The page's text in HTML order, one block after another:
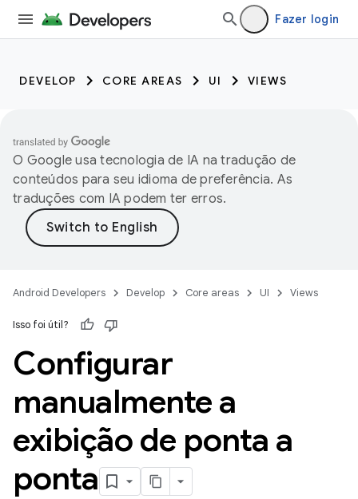
Fazer login
DEVELOP CORE AREAS UI VIEWS
O Google usa tecnologia de IA na tradução de
conteúdos para seu idioma de preferência. As
traduções com IA podem ter erros.
Android Developers Develop Core areas UI Views
Isso foi útil?
Configurar
manualmente a
exibição de ponta a
ponta